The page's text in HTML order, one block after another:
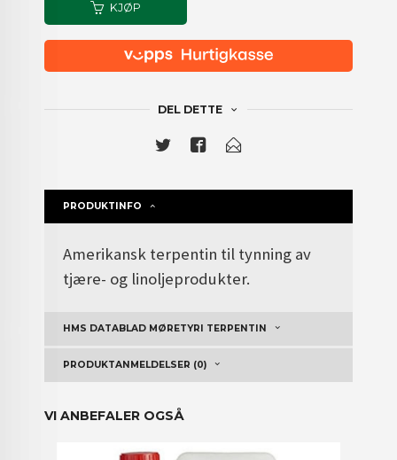
KJØP
DEL DETTE
PRODUKTINFO
Amerikansk terpentin til tynning av
tjære- og linoljeprodukter.
HMS DATABLAD MØRETYRI TERPENTIN
PRODUKTANMELDELSER (0)
VI ANBEFALER OGSÅ